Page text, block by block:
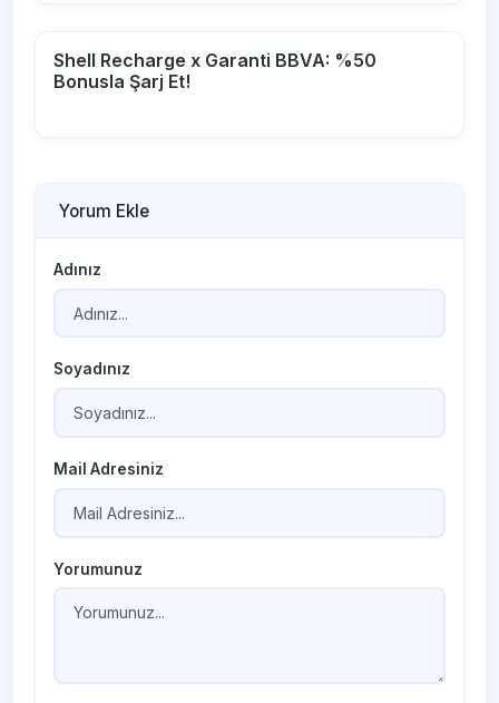
Shell Recharge x Garanti BBVA: %50
Bonusla Şarj Et!
Yorum Ekle
Adınız
Soyadınız
Mail Adresiniz
Yorumunuz